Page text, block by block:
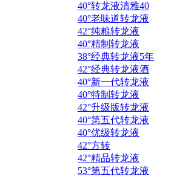
40°转龙液清雅40
40°老味道转龙液
42°纯粮转龙液
40°精制转龙液
38°经典转龙液5年
42°经典转龙液酒
40°新一代转龙液
40°特制转龙液
42°升级版转龙液
40°第五代转龙液
40°优级转龙液
42°方转
42°精品转龙液
53°第五代转龙液